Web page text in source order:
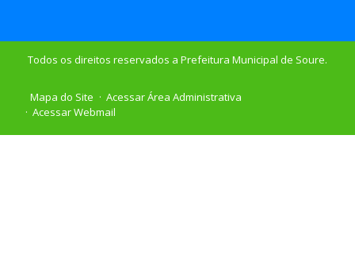
Todos os direitos reservados a Prefeitura Municipal de Soure.
Mapa do Site
Acessar Área Administrativa
Acessar Webmail